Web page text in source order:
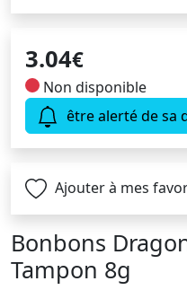
3.04€
Non disponible
être alerté de sa
Ajouter à mes
Bonbons
Tampon 8g